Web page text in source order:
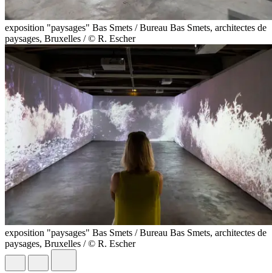
exposition "paysages" Bas Smets / Bureau Bas Smets, architectes de
paysages, Bruxelles / © R. Escher
exposition "paysages" Bas Smets / Bureau Bas Smets, architectes de
paysages, Bruxelles / © R. Escher